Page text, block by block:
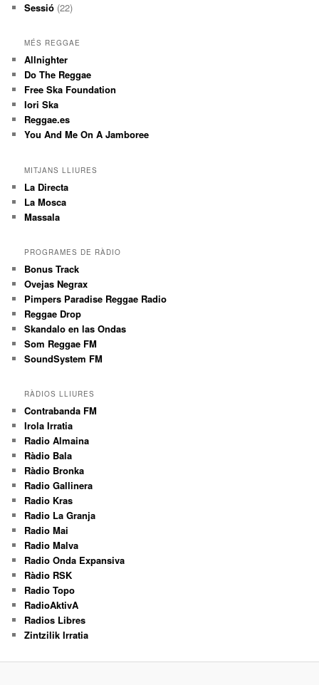
Sessió (22)
MÉS REGGAE
Allnighter
Do The Reggae
Free Ska Foundation
Iori Ska
Reggae.es
You And Me On A Jamboree
MITJANS LLIURES
La Directa
La Mosca
Massala
PROGRAMES DE RÀDIO
Bonus Track
Ovejas Negrax
Pimpers Paradise Reggae Radio
Reggae Drop
Skandalo en las Ondas
Som Reggae FM
SoundSystem FM
RÀDIOS LLIURES
Contrabanda FM
Irola Irratia
Radio Almaina
Ràdio Bala
Ràdio Bronka
Radio Gallinera
Radio Kras
Radio La Granja
Radio Mai
Radio Malva
Radio Onda Expansiva
Ràdio RSK
Radio Topo
RadioAktivA
Radios Libres
Zintzilik Irratia